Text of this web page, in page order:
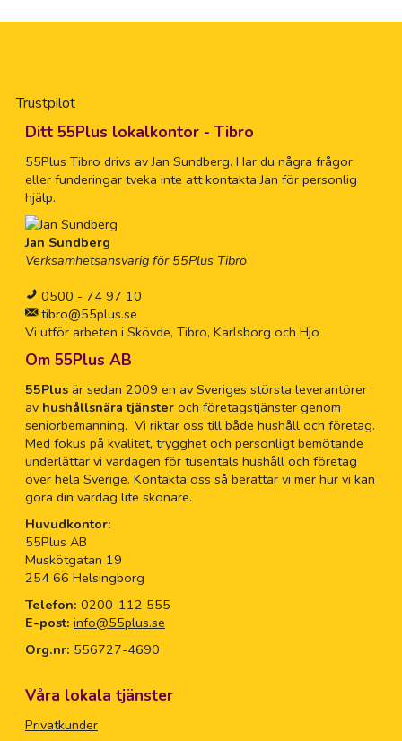
Trustpilot
Ditt 55Plus lokalkontor - Tibro
55Plus Tibro drivs av Jan Sundberg. Har du några frågor
eller funderingar tveka inte att kontakta Jan för personlig
hjälp.
Jan Sundberg
Verksamhetsansvarig för 55Plus Tibro
0500 - 74 97 10
tibro@55plus.se
Vi utför arbeten i Skövde, Tibro, Karlsborg och Hjo
Om 55Plus AB
55Plusär sedan 2009 en av Sveriges största leverantörer
av hushållsnära tjänsteroch företagstjänster genom
seniorbemanning. Vi riktar oss till både hushåll och företag.
Med fokus på kvalitet, trygghet och personligt bemötande
underlättar vi vardagen för tusentals hushåll och företag
över hela Sverige. Kontakta oss så berättar vi mer hur vi kan
göra din vardag lite skönare.
Huvudkontor:
55Plus AB
Muskötgatan 19
254 66 Helsingborg
Telefon: 0200-112 555
E-post: info@55plus.se
Org.nr: 556727-4690
Våra lokala tjänster
Privatkunder